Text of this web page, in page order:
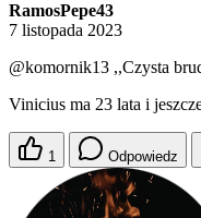
RamosPepe43
7 listopada 2023
@komornik13 ,,Czysta
Vinicius ma 23 lata i
1 Odpowiedz